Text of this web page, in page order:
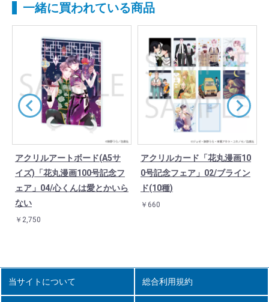
一緒に買われている商品
アクリルアートボード(A5サ
イズ)「花丸漫画100号記念フ
ェア」04/心くんは愛とかいら
ない
￥2,750
アクリルカード「花丸漫画10
0号記念フェア」02/ブライン
ド(10種)
￥660
当サイトについて 総合利用規約